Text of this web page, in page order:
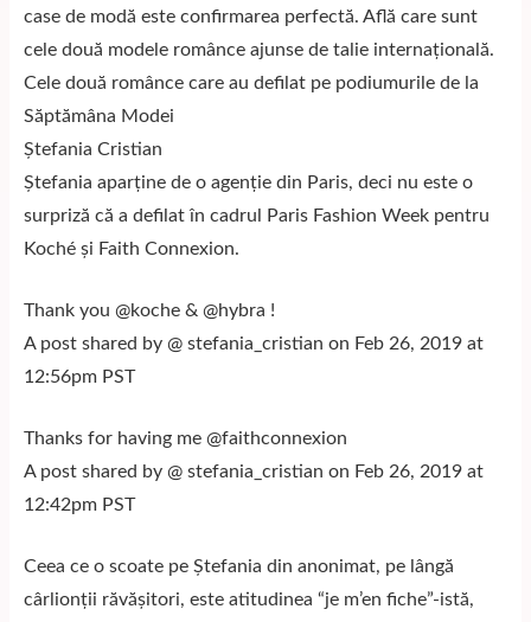
case de modă este confirmarea perfectă. Află care sunt
cele două modele românce ajunse de talie internațională.
Cele două românce care au defilat pe podiumurile de la
Săptămâna Modei
Ștefania Cristian
Ștefania aparține de o agenție din Paris, deci nu este o
surpriză că a defilat în cadrul Paris Fashion Week pentru
Koché și Faith Connexion.
Thank you @koche & @hybra !
A post shared by @ stefania_cristian on Feb 26, 2019 at
12:56pm PST
Thanks for having me @faithconnexion
A post shared by @ stefania_cristian on Feb 26, 2019 at
12:42pm PST
Ceea ce o scoate pe Ștefania din anonimat, pe lângă
cârlionții răvășitori, este atitudinea “je m’en fiche”-istă,